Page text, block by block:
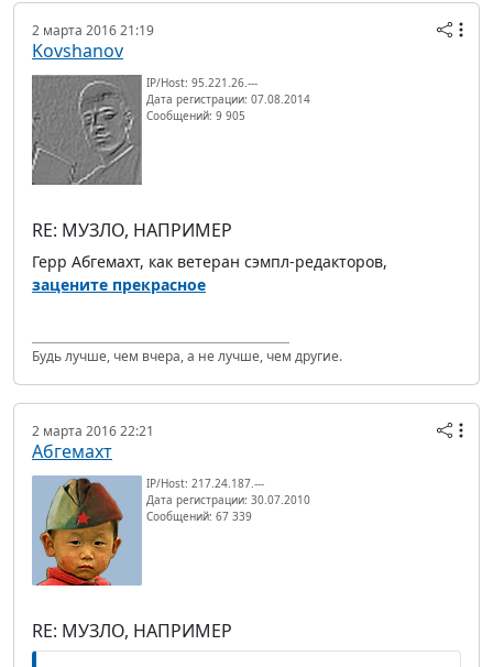
2 марта 2016 21:19
Kovshanov
IP/Host: 95.221.26.---
Дата регистрации: 07.08.2014
Сообщений: 9 905
RE: МУЗЛО, НАПРИМЕР
Герр Абгемахт, как ветеран сэмпл-редакторов,
зацените прекрасное
Будь лучше, чем вчера, а не лучше, чем другие.
2 марта 2016 22:21
Абгемахт
IP/Host: 217.24.187.---
Дата регистрации: 30.07.2010
Сообщений: 67 339
RE: МУЗЛО, НАПРИМЕР